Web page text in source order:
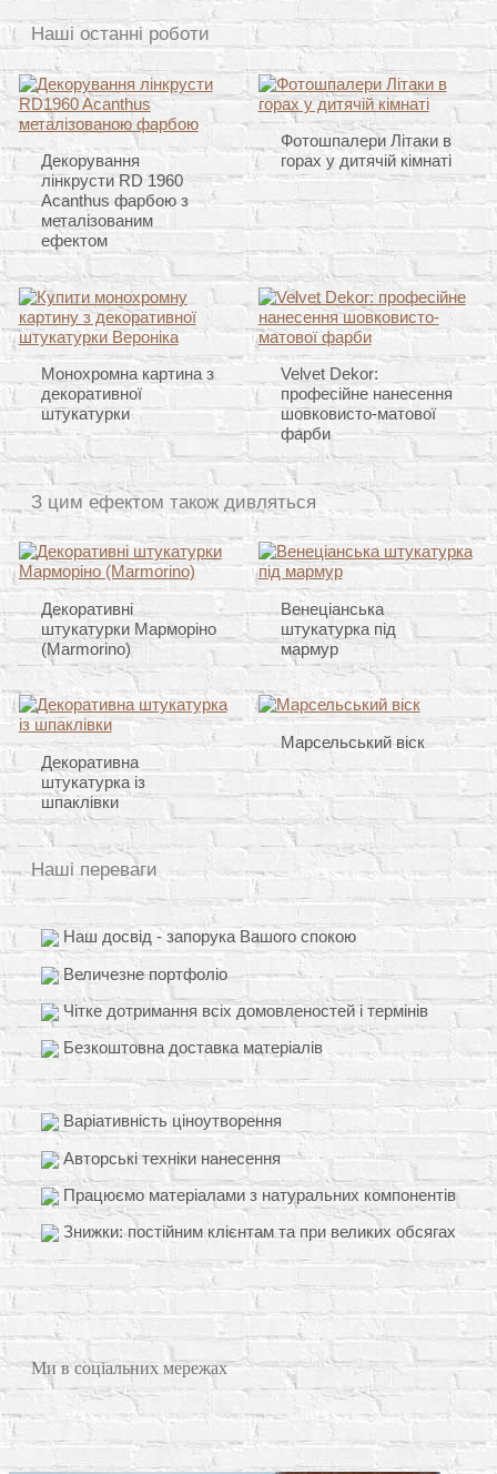
Наші останні роботи
Декорування
лінкрусти RD 1960
Acanthus фарбою з
металізованим
ефектом
Фотошпалери Літаки в
горах у дитячій кімнаті
Монохромна картина з
декоративної
штукатурки
Velvet Dekor:
професійне нанесення
шовковисто-матової
фарби
З цим ефектом також дивляться
Декоративні
штукатурки Марморіно
(Marmorino)
Венеціанська
штукатурка під
мармур
Декоративна
штукатурка із
шпаклівки
Марсельський віск
Наші переваги
Наш досвід - запорука Вашого спокою
Величезне портфоліо
Чітке дотримання всіх домовленостей і термінів
Безкоштовна доставка матеріалів
Варіативність ціноутворення
Авторські техніки нанесення
Працюємо матеріалами з натуральних компонентів
Знижки: постійним клієнтам та при великих обсягах
Ми в соціальних мережах